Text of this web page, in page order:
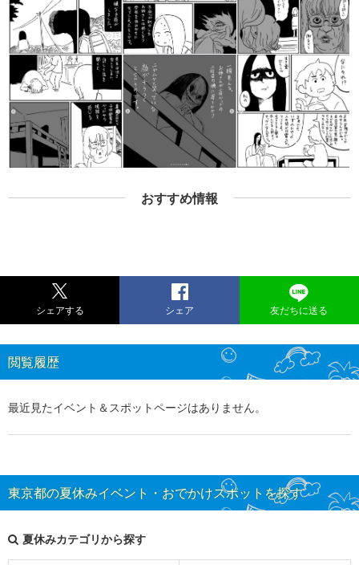
おすすめ情報
シェアする シェア 友だちに送る
閲覧履歴
最近見たイベント＆スポットページはありません。
東京都の夏休みイベント・おでかけスポットを探す
夏休みカテゴリから探す